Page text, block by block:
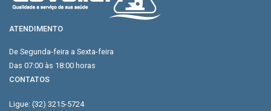
ATENDIMENTO
De Segunda-feira a Sexta-feira
Das 07:00 às 18:00 horas
CONTATOS
Ligue: (32) 3215-5724